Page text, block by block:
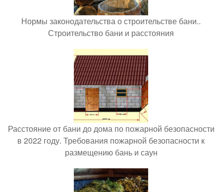
Нормы законодательства о строительстве бани..
Строительство бани и расстояния
Расстояние от бани до дома по пожарной безопасности
в 2022 году. Требования пожарной безопасности к
размещению бань и саун